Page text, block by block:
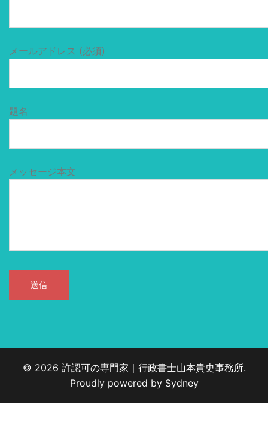
メールアドレス (必須)
題名
メッセージ本文
© 2026 許認可の専門家｜行政書士山本貴史事務所.
Proudly powered by Sydney